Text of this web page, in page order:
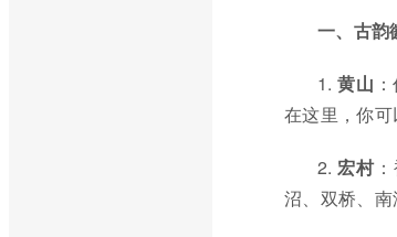
一、古韵
1.黄山
在这里，你可
2.宏村
沼、双桥、南